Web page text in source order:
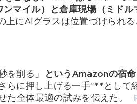
マイル）と倉庫現場（ミド
にAIグラスは位置づけられる
削る」
というAmazonの宿
らに押し上げる一手”**として
た全体最適の試みを伝えた。